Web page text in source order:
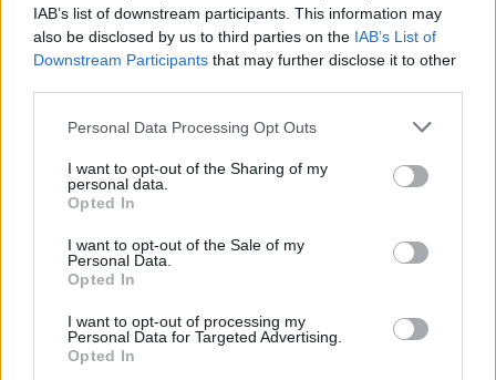
IAB’s list of downstream participants. This information may
also be disclosed by us to third parties on the IAB’s List of
Downstream Participants that may further disclose it to other
Please note that this website/app uses one or more Google
not limited to your visit or usage behaviour. You may click to
grant or deny consent to Google and its third-party tags to
use your data for below specified purposes in below Google
consent section.
Personal Data Processing Opt Outs
I want to opt-out of the Sharing of my
personal data.
Opted In
I want to opt-out of the Sale of my
Personal Data.
Opted In
I want to opt-out of processing my
Personal Data for Targeted Advertising.
Opted In
V soboto popoldan so policisti Policijske postaje Slovenj
Gradec v obravnavo prejeli prijavo kaznivega dejanja
osebe pri adaptaciji stanovanjske hiše ter si pri tem
15.000 evrov . Sledi zbiranje obvestil in podaja
Slovenj Gradcu.